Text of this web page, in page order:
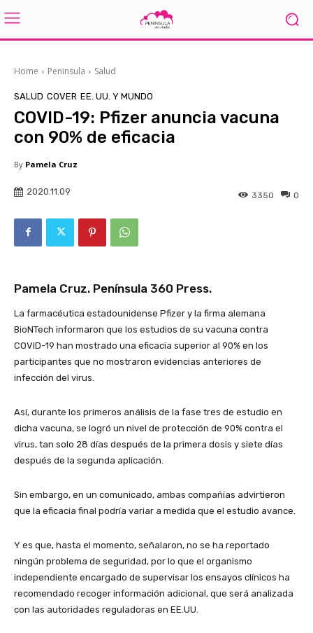
Home Peninsula Salud
SALUD COVER EE. UU. Y MUNDO
COVID-19: Pfizer anuncia vacuna
con 90% de eficacia
By Pamela Cruz
2020.11.09 0
3350
Pamela Cruz. Península 360 Press.
La farmacéutica estadounidense Pfizer y la firma alemana
BioNTech informaron que los estudios de su vacuna contra
COVID-19 han mostrado una eficacia superior al 90% en los
participantes que no mostraron evidencias anteriores de
infección del virus.
Así, durante los primeros análisis de la fase tres de estudio en
dicha vacuna, se logró un nivel de protección de 90% contra el
virus, tan solo 28 días después de la primera dosis y siete días
después de la segunda aplicación.
Sin embargo, en un comunicado, ambas compañías advirtieron
que la eficacia final podría variar a medida que el estudio avance.
Y es que, hasta el momento, señalaron, no se ha reportado
ningún problema de seguridad, por lo que el organismo
independiente encargado de supervisar los ensayos clínicos ha
recomendado recoger información adicional, que será analizada
con las autoridades reguladoras en EE.UU.